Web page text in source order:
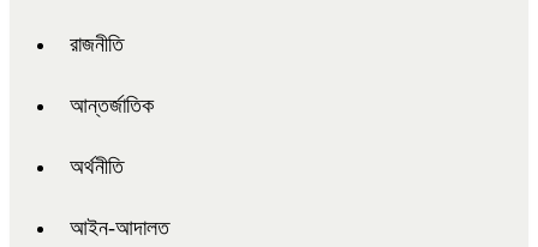
রাজনীতি
আন্তর্জাতিক
অর্থনীতি
আইন-আদালত